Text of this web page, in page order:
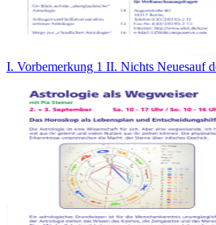
I. Vorbemerkung 1 II. Nichts Neuesauf